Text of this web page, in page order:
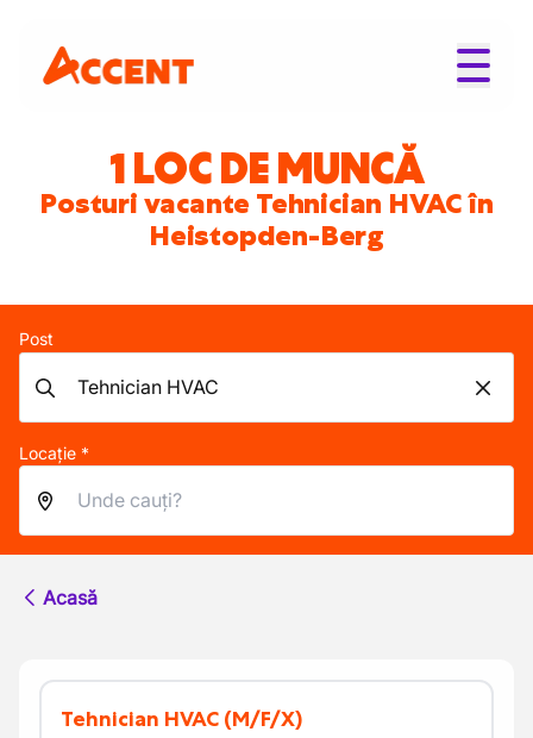
1 LOC DE MUNCĂ
Posturi vacante Tehnician HVAC în
Heistopden-Berg
Post
Locație *
Acasă
Tehnician HVAC (M/F/X)